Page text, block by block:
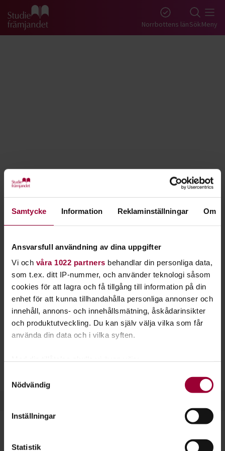
Samtycke Information Reklaminställningar Om
Ansvarsfull användning av dina uppgifter
Vi och våra 1022 partners behandlar din personliga data,
som t.ex. ditt IP-nummer, och använder teknologi såsom
cookies för att lagra och få tillgång till information på din
enhet för att kunna tillhandahålla personliga annonser och
innehåll, annons- och innehållsmätning, åskådarinsikter
och produktutveckling. Du kan själv välja vilka som får
använda din data och i vilka syften.
som kan ha en noggrannhet på upp till flera meter
Ta reda på mer om hur dina personliga uppgifter
Du kan ändra eller dra tillbaka ditt samtycke när som
Nödvändig
Inställningar
Statistik
Gå till studiefrämjandets startsida Norrbottens länSökMeny
Tillbaka Lyssna
Upptäck Sverige - Norrbotten
kan du upptäcka Sverige.
Varför finns egentligen ditt hus, din gata eller din stad? Och
vilka har bott där tidigare? Starta en studiecirkel ihop med
dina grannar och lär er mer om platsen ni bor på.
Vill du berätta för andra om dina upptäckter hjälper vi dig att
anordna en föreläsning . Det finns så många berättelser
värda att sprida och så mycket spännande historia att dela
Dela: E-mail